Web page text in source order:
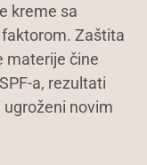
kreme sa
Zaštita
materije čine
a, rezultati
ugroženi novim